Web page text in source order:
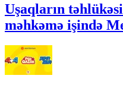
Uşaqların
məhkəmə işində